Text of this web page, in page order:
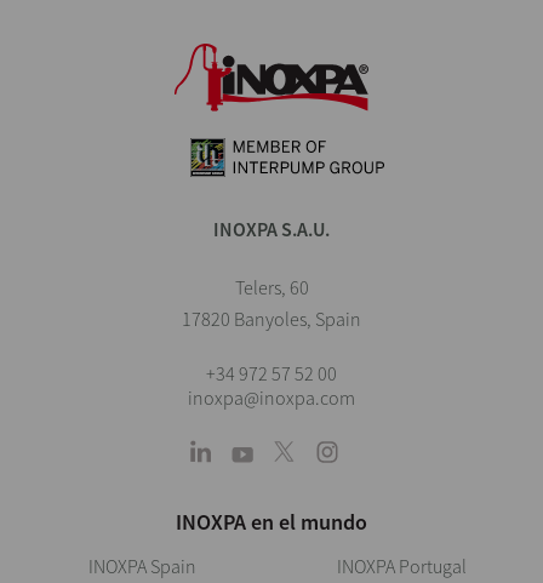
INOXPA S.A.U.
Telers, 60
17820 Banyoles, Spain
+34 972 57 52 00
inoxpa@inoxpa.com
INOXPA en el mundo
INOXPA Spain
INOXPA Portugal